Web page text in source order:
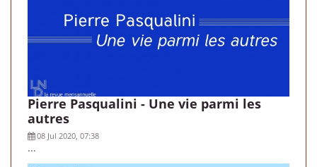
Pierre Pasqualini - Une vie parmi les
autres
08 Jul 2020, 07:38
...